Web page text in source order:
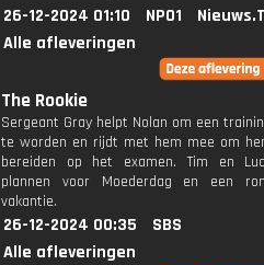
26-12-2024 01:10 NPO1
Alle afleveringen
The Rookie
Sergeant Gray helpt Nolan om een
te worden en rijdt met hem mee om
bereiden op het examen. Tim en
plannen voor Moederdag en een
vakantie.
26-12-2024 00:35
SBS
Alle afleveringen